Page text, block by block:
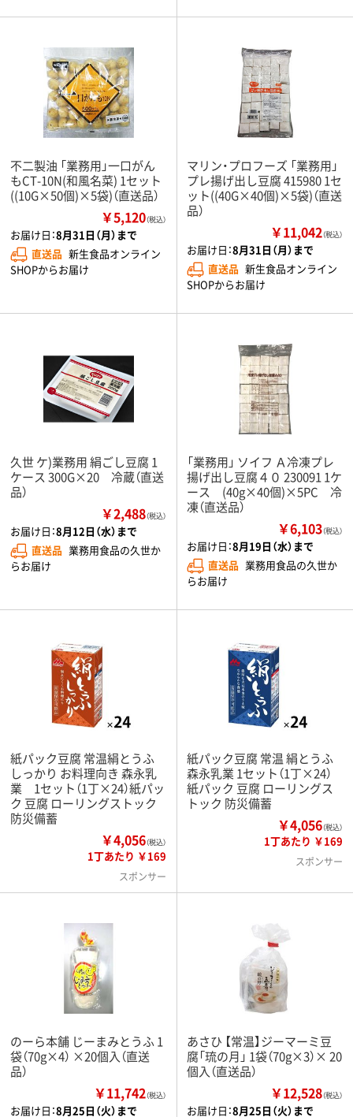
不二製油 「業務用」一口がん
もCT-10N(和風名菜) 1セット
((10G×50個)×5袋)（直送品）
￥5,120（税込）
お届け日：8月31日（月）まで
直送品 新生食品オンライン
SHOPからお届け
マリン・プロフーズ 「業務用」
プレ揚げ出し豆腐 415980 1セ
ット((40G×40個)×5袋)（直送
品）
￥11,042（税込）
お届け日：8月31日（月）まで
直送品 新生食品オンライン
SHOPからお届け
久世 ケ)業務用 絹ごし豆腐 1
ケース 300G×20 冷蔵（直送
品）
￥2,488（税込）
お届け日：8月12日（水）まで
直送品 業務用食品の久世か
らお届け
「業務用」 ソイフ Ａ冷凍プレ
揚げ出し豆腐４０ 230091 1ケ
ース (40g×40個)×5PC 冷
凍（直送品）
￥6,103（税込）
お届け日：8月19日（水）まで
直送品 業務用食品の久世か
らお届け
紙パック豆腐 常温絹とうふ
しっかり お料理向き 森永乳
業 1セット（1丁×24）紙パッ
ク 豆腐 ローリングストック
防災備蓄
￥4,056（税込）
1丁あたり ￥169
スポンサー
紙パック豆腐 常温 絹とうふ
森永乳業 1セット（1丁×24）
紙パック 豆腐 ローリングス
トック 防災備蓄
￥4,056（税込）
1丁あたり ￥169
スポンサー
のーら本舗 じーまみとうふ 1
袋（70g×4） ×20個入（直送
品）
￥11,742（税込）
お届け日：8月25日（火）まで
あさひ 【常温】ジーマーミ豆
腐「琉の月」 1袋（70g×3）× 20
個入（直送品）
￥12,528（税込）
お届け日：8月25日（火）まで